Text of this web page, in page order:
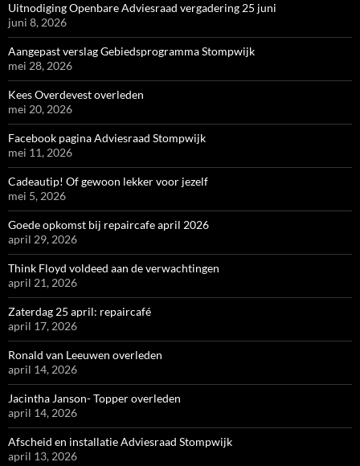
Uitnodiging Openbare Adviesraad vergadering 25 juni
juni 8, 2026
Aangepast verslag Gebiedsprogramma Stompwijk
mei 28, 2026
Kees Overdevest overleden
mei 20, 2026
Facebook pagina Adviesraad Stompwijk
mei 11, 2026
Cadeautip! Of gewoon lekker voor jezelf
mei 5, 2026
Goede opkomst bij repaircafe april 2026
april 29, 2026
Think Floyd voldeed aan de verwachtingen
april 21, 2026
Zaterdag 25 april: repaircafé
april 17, 2026
Ronald van Leeuwen overleden
april 14, 2026
Jacintha Janson- Topper overleden
april 14, 2026
Afscheid en installatie Adviesraad Stompwijk
april 13, 2026